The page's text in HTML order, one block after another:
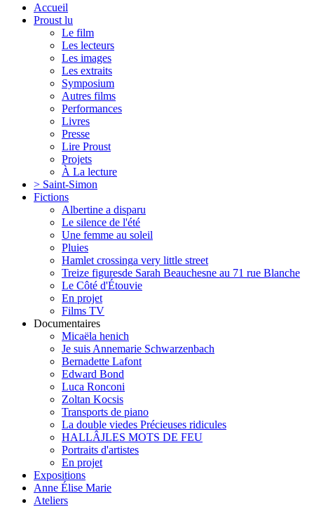
Accueil
Proust lu
Le film
Les lecteurs
Les images
Les extraits
Symposium
Autres films
Performances
Livres
Presse
Lire Proust
Projets
À La lecture
> Saint-Simon
Fictions
Albertine a disparu
Le silence de l'été
Une femme au soleil
Pluies
Hamlet crossinga very little street
Treize figuresde Sarah Beauchesne au 71 rue Blanche
Le Côté d'Étouvie
En projet
Films TV
Documentaires
Micaëla henich
Je suis Annemarie Schwarzenbach
Bernadette Lafont
Edward Bond
Luca Ronconi
Zoltan Kocsis
Transports de piano
La double viedes Précieuses ridicules
HALLÂJLES MOTS DE FEU
Portraits d'artistes
En projet
Expositions
Anne Élise Marie
Ateliers